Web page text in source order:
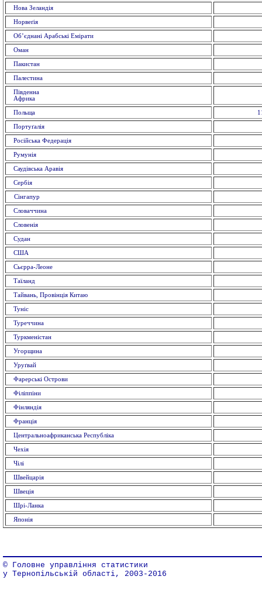
Нова Зеландія
Норвеґія
Об’єднані Арабські Емірати
Оман
Пакистан
Палестина
Пiвденна
Африка
Польща
Портуґалія
Російська Федерація
Румунія
Саудівська Аравія
Сербія
Сiнгапур
Словаччина
Словенія
Судан
США
Сьєрра-Леоне
Таїланд
Тайвань, Провінція Китаю
Туніс
Туреччина
Туркменістан
Угорщина
Уруґвай
Фарерські Острови
Філіппіни
Фінляндія
Франція
Центральноафриканська Республіка
Чехія
Чілі
Швейцарія
Швеція
Шрі-Ланка
Японія
© Головне управління статистики
у Тернопільській області, 2003-2016